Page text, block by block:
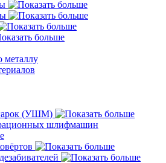
металлу
(УШМ)
шлифмашин